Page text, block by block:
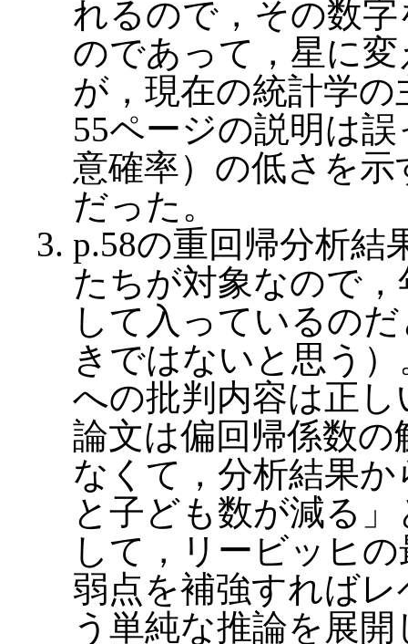
れるので，その数
のであって，星に
が，現在の統計学
55ページの説明は
意確率）の低さを
だった。
p.58の重回帰分析結
たちが対象なので
して入っているの
きではないと思う
への批判内容は正
論文は偏回帰係数
なくて，分析結果
と子ども数が減る
して，リービッヒ
弱点を補強すれば
う単純な推論を展